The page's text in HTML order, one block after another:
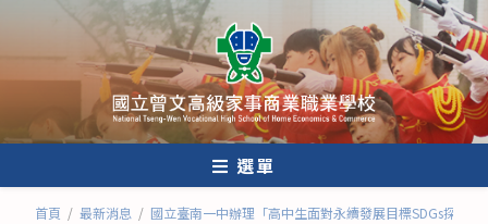
內
選單
首頁 / 最新消息 / 國立臺南一中辦理「高中生面對永續發展目標SDGs探究